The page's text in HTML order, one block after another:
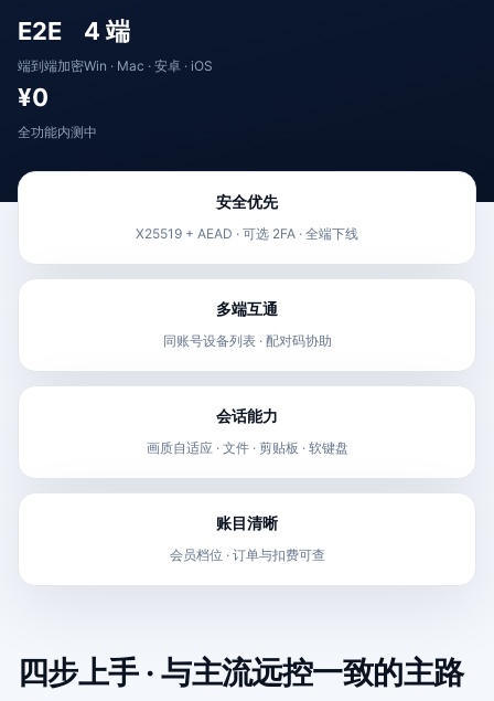
E2E
端到端加密
4 端
Win · Mac · 安卓 · iOS
¥0
全功能内测中
安全优先
X25519 + AEAD · 可选 2FA · 全端下线
多端互通
同账号设备列表 · 配对码协助
会话能力
画质自适应 · 文件 · 剪贴板 · 软键盘
账目清晰
会员档位 · 订单与扣费可查
四步上手 · 与主流远控一致的主路